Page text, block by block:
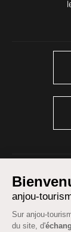
anjou-
Sur anjou-
du site, d'
CGU